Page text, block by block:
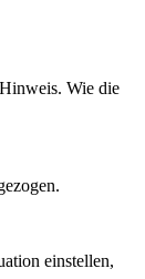
Wie die
einstellen,